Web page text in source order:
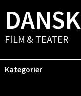
DANSK
FILM & TEATER
Kategorier